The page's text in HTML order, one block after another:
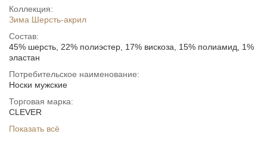
Коллекция:
Зима Шерсть-акрил
Состав:
45% шерсть, 22% полиэстер, 17% вискоза, 15% полиамид, 1%
эластан
Потребительское наименование:
Носки мужские
Торговая марка:
CLEVER
Показать всё